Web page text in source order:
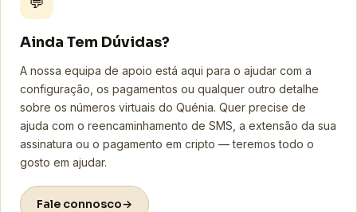
Ainda Tem Dúvidas?
A nossa equipa de apoio está aqui para o ajudar com a
configuração, os pagamentos ou qualquer outro detalhe
sobre os números virtuais do Quénia. Quer precise de
ajuda com o reencaminhamento de SMS, a extensão da sua
assinatura ou o pagamento em cripto — teremos todo o
gosto em ajudar.
Fale connosco→